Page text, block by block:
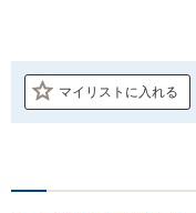
マイリストに入れる